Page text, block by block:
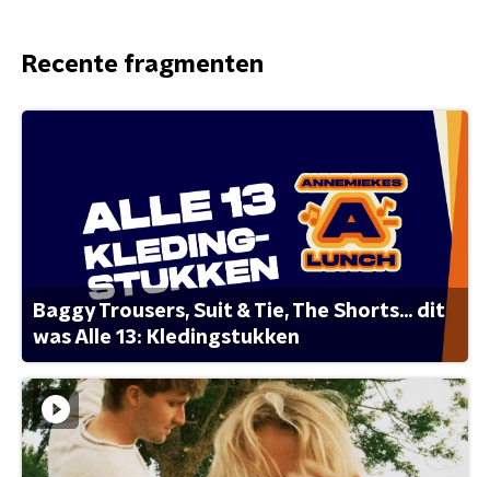
Recente fragmenten
Baggy Trousers, Suit & Tie, The Shorts... dit
was Alle 13: Kledingstukken